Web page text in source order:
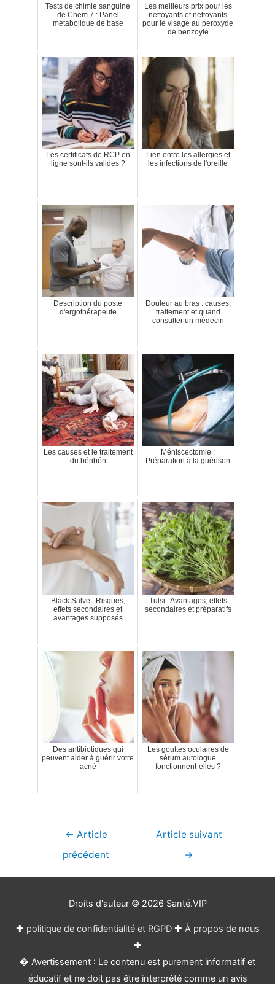
Tests de chimie sanguine
de Chem 7 : Panel
métabolique de base
Les meilleurs prix pour les
nettoyants et nettoyants
pour le visage au peroxyde
de benzoyle
Les certificats de RCP en
ligne sont-ils valides ?
Lien entre les allergies et
les infections de l'oreille
Description du poste
d'ergothérapeute
Douleur au bras : causes,
traitement et quand
consulter un médecin
Les causes et le traitement
du béribéri
Méniscectomie :
Préparation à la guérison
Black Salve : Risques,
effets secondaires et
avantages supposés
Tulsi : Avantages, effets
secondaires et préparatifs
Des antibiotiques qui
peuvent aider à guérir votre
acné
Les gouttes oculaires de
sérum autologue
fonctionnent-elles ?
Navigation
← Article
précédent
Article suivant
→
Droits d'auteur © 2026 Santé.VIP
✚ politique de confidentialité et RGPD✚ À propos de nous
✚
� Avertissement : Le contenu est purement informatif et
éducatif et ne doit pas être interprété comme un avis